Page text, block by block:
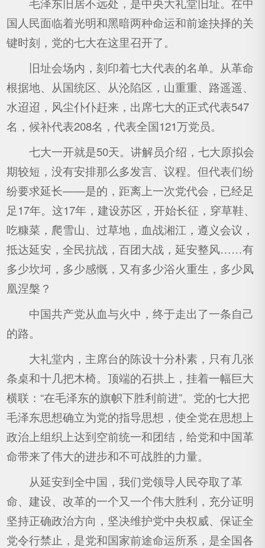
国人民面临着光明和黑暗两种命运和前途抉择的关
键时刻，党的七大在这里召开了。
旧址会场内，刻印着七大代表的名单。从革命
根据地、从国统区、从沦陷区，山重重、路遥遥、
水迢迢，风尘仆仆赶来，出席七大的正式代表547
名，候补代表208名，代表全国121万党员。
七大一开就是50天。讲解员介绍，七大原拟会
期较短，没有安排那么多发言、议程。但代表们纷
纷要求延长——是的，距离上一次党代会，已经足
足17年。这17年，建设苏区，开始长征，穿草鞋、
吃糠菜，爬雪山、过草地，血战湘江，遵义会议，
抵达延安，全民抗战，百团大战，延安整风……有
多少坎坷，多少感慨，又有多少浴火重生，多少凤
凰涅槃？
中国共产党从血与火中，终于走出了一条自己
的路。
大礼堂内，主席台的陈设十分朴素，只有几张
条桌和十几把木椅。顶端的石拱上，挂着一幅巨大
横联：“在毛泽东的旗帜下胜利前进”。党的七大把
毛泽东思想确立为党的指导思想，使全党在思想上
政治上组织上达到空前统一和团结，给党和中国革
命带来了伟大的进步和不可战胜的力量。
从延安到全中国，我们党领导人民夺取了革
命、建设、改革的一个又一个伟大胜利，充分证明
坚持正确政治方向，坚决维护党中央权威、保证全
党令行禁止，是党和国家前途命运所系，是全国各